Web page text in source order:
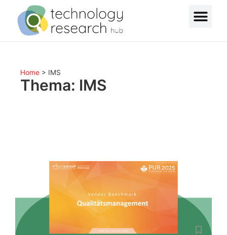
Home > IMS
Thema: IMS